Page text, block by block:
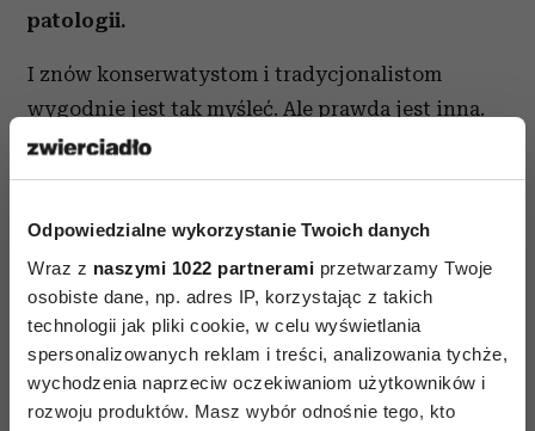
Odpowiedzialne wykorzystanie Twoich danych
Wraz z naszymi 1022 partnerami przetwarzamy Twoje
osobiste dane, np. adres IP, korzystając z takich
technologii jak pliki cookie, w celu wyświetlania
spersonalizowanych reklam i treści, analizowania tychże,
wychodzenia naprzeciw oczekiwaniom użytkowników i
rozwoju produktów. Masz wybór odnośnie tego, kto
patologii.
I znów konserwatystom i tradycjonalistom
wygodnie jest tak myśleć. Ale prawda jest inna.
Kobiety po raz pierwszy w zapisanej historii
mają możliwość nie tylko godnego życia, ale
mężczyzny. Już ich nie stygmatyzuje
bycie
samotną mamą czy singielką. A doświadczenie
bycia zachwycającą i upragnioną – niestety
mylone z miłością – oraz satysfakcję seksualną
mogą sobie zapewnić bez ślubu, a nawet ryzyka
dłuższego związku. Oczywiście, kobiety mogą to